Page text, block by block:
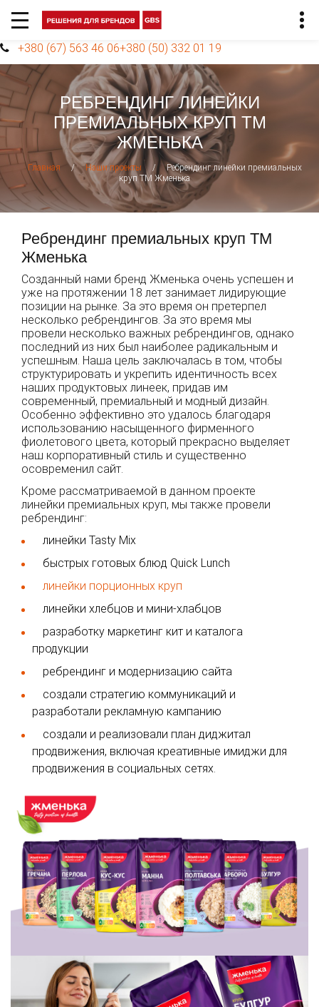
+380 (67) 563 46 06+380 (50) 332 01 19
РЕБРЕНДИНГ ЛИНЕЙКИ
ПРЕМИАЛЬНЫХ КРУП ТМ
ЖМЕНЬКА
Главная / Наши проекты /
Ребрендинг линейки премиальных
круп ТМ Жменька
Ребрендинг премиальных круп ТМ
Жменька
Созданный нами бренд Жменька очень успешен и
уже на протяжении 18 лет занимает лидирующие
позиции на рынке. За это время он претерпел
несколько ребрендингов. За это время мы
провели несколько важных ребрендингов, однако
последний из них был наиболее радикальным и
успешным. Наша цель заключалась в том, чтобы
структурировать и укрепить идентичность всех
наших продуктовых линеек, придав им
современный, премиальный и модный дизайн.
Особенно эффективно это удалось благодаря
использованию насыщенного фирменного
фиолетового цвета, который прекрасно выделяет
наш корпоративный стиль и существенно
осовременил сайт.
Кроме рассматриваемой в данном проекте
линейки премиальных круп, мы также провели
ребрендинг:
линейки Tasty Mix
быстрых готовых блюд Quick Lunch
линейки порционных круп
линейки хлебцов и мини-хлабцов
разработку маркетинг кит и каталога
продукции
ребрендинг и модернизацию сайта
создали стратегию коммуникаций и
разработали рекламную кампанию
создали и реализовали план диджитал
продвижения, включая креативные имиджи для
продвижения в социальных сетях.